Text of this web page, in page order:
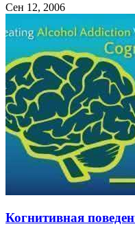
Сен 12, 2006
Когнитивная